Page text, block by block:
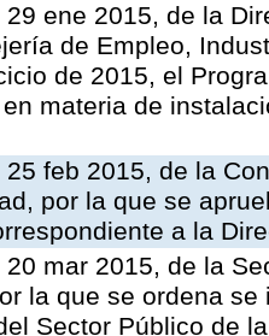
ene 2015, de la
de Empleo,
de 2015, el
materia de
25 feb 2015, de la
por la que se
a la
mar 2015, de la
la que se ordena
Sector Público de